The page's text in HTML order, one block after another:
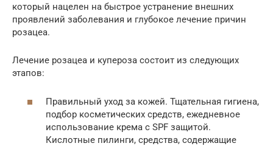
который нацелен на быстрое устранение внешних
проявлений заболевания и глубокое лечение причин
розацеа.
Лечение розацеа и купероза состоит из следующих
этапов:
Правильный уход за кожей. Тщательная гигиена,
подбор косметических средств, ежедневное
использование крема с SPF защитой.
Кислотные пилинги, средства, содержащие